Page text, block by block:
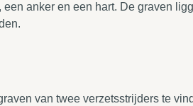
een anker en een hart. De graven
van twee verzetsstrijders te